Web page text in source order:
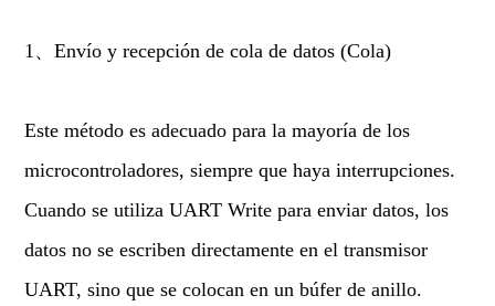
1、Envío y recepción de cola de datos (Cola)
Este método es adecuado para la mayoría de los
microcontroladores, siempre que haya interrupciones.
Cuando se utiliza UART Write para enviar datos, los
datos no se escriben directamente en el transmisor
UART, sino que se colocan en un búfer de anillo.